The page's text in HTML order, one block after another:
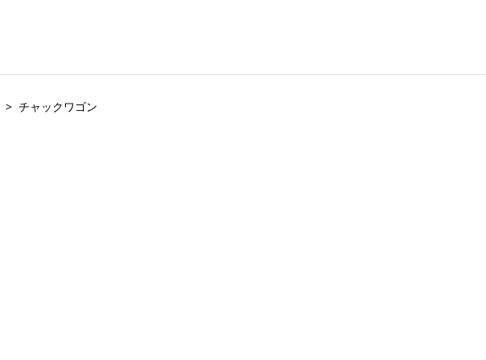
チャックワゴン